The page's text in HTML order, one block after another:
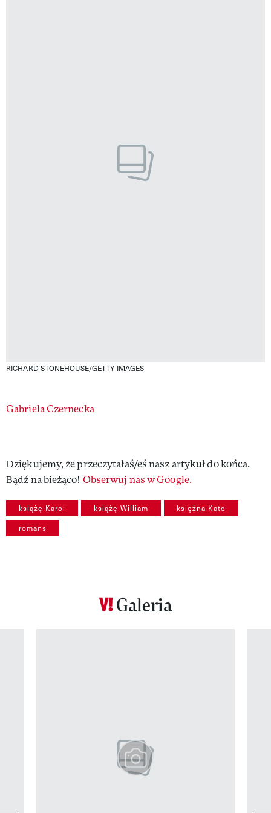
RICHARD STONEHOUSE/GETTY IMAGES
Authors
Gabriela Czernecka
Dziękujemy, że przeczytałaś/eś nasz artykuł do końca.
Bądź na bieżąco! Obserwuj nas w Google.
książę Karol książę William księżna Kate
romans
Galeria